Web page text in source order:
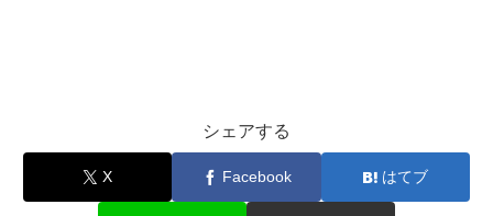
シェアする
X Facebook はてブ